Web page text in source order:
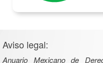
Aviso legal:
Anuario Mexicano de